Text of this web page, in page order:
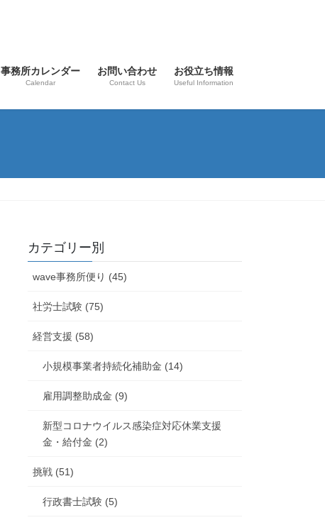
事務所カレンダー
Calendar
お問い合わせ
Contact Us
お役立ち情報
Useful Information
カテゴリー別
wave事務所便り (45)
社労士試験 (75)
経営支援 (58)
小規模事業者持続化補助金 (14)
雇用調整助成金 (9)
新型コロナウイルス感染症対応休業支援
金・給付金 (2)
挑戦 (51)
行政書士試験 (5)